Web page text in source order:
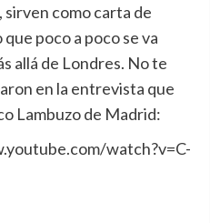
sirven como carta de
poco a poco se va
allá de Londres. No te
en la entrevista que
Lambuzo de Madrid:
watch?v=C-